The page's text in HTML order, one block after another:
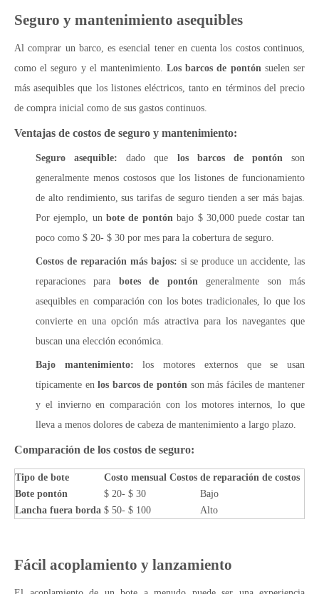
Seguro y mantenimiento asequibles
Al comprar un barco, es esencial tener en cuenta los costos continuos,
como el seguro y el mantenimiento.Los barcos de pontón suelen ser
más asequibles que los listones eléctricos, tanto en términos del precio
de compra inicial como de sus gastos continuos.
Ventajas de costos de seguro y mantenimiento:
Seguro asequible:dado que los barcos de pontón son
generalmente menos costosos que los listones de funcionamiento
de alto rendimiento, sus tarifas de seguro tienden a ser más bajas.
Por ejemplo, unbote de pontónbajo $ 30,000 puede costar tan
poco como $ 20- $ 30 por mes para la cobertura de seguro.
Costos de reparación más bajos: si se produce un accidente, las
reparaciones para botes de pontóngeneralmente son más
asequibles en comparación con los botes tradicionales, lo que los
convierte en una opción más atractiva para los navegantes que
buscan una elección económica.
Bajo mantenimiento:los motores externos que se usan
típicamente enlos barcos de pontón son más fáciles de mantener
y el invierno en comparación con los motores internos, lo que
lleva a menos dolores de cabeza de mantenimiento a largo plazo.
Comparación de los costos de seguro:
Tipo de bote Costo mensual Costos de reparación de costos
Bote pontón
$ 20- $ 30
Bajo
Lancha fuera borda $ 50- $ 100 Alto
Fácil acoplamiento y lanzamiento